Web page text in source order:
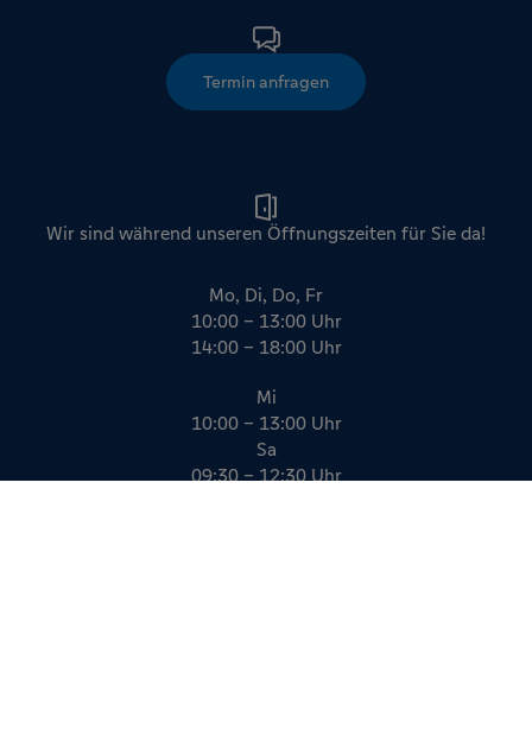
Termin anfragen
Wir sind während unseren Öffnungszeiten für Sie da!
Mo, Di, Do, Fr
10:00 – 13:00 Uhr
14:00 – 18:00 Uhr
Mi
10:00 – 13:00 Uhr
Sa
09:30 – 12:30 Uhr